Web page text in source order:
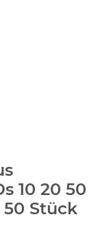
10 20 50
Stück